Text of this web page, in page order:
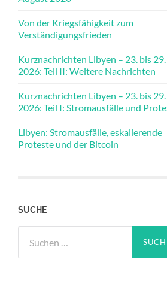
Von der Kriegsfähigkeit zum
Verständigungsfrieden
Kurznachrichten Libyen – 23. bis
2026: Teil II: Weitere Nachrichten
Kurznachrichten Libyen – 23. bis
2026: Teil I: Stromausfälle und
Libyen: Stromausfälle, eskalierende
Proteste und der Bitcoin
SUCHE
nach: